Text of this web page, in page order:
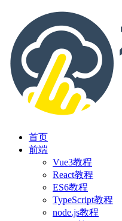
首页
前端
Vue3教程
React教程
ES6教程
TypeScript教程
node.js教程